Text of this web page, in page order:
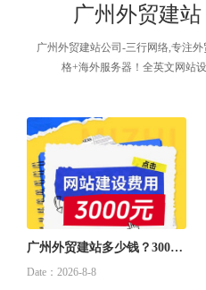
广州外贸建
广州外贸建站公司-三行网络,专注
格+海外服务器！全英文网站
广州外贸建站多少钱？3000
元展示型网站
Date：2026-8-8